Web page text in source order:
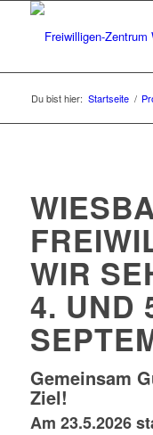
Du bist hier: Startseite /
WIR
4. UND
Gemeinsam
Ziel!
Am 23.5.2026